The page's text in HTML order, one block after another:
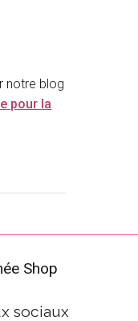
notre blog
pour la
Shop
sociaux